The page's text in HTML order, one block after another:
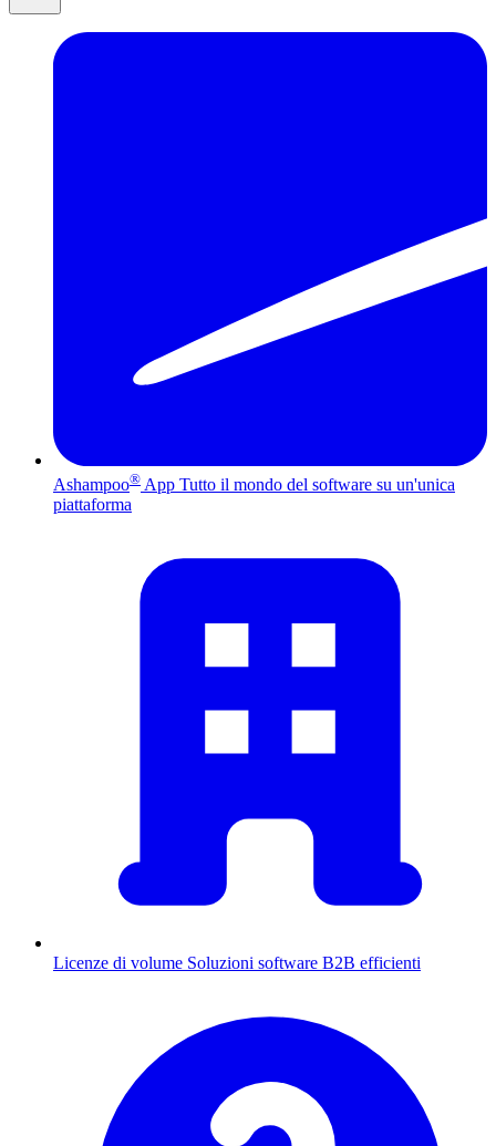
Ashampoo® App Tutto il mondo del software su un'unica
piattaforma
Licenze di volume Soluzioni software B2B efficienti